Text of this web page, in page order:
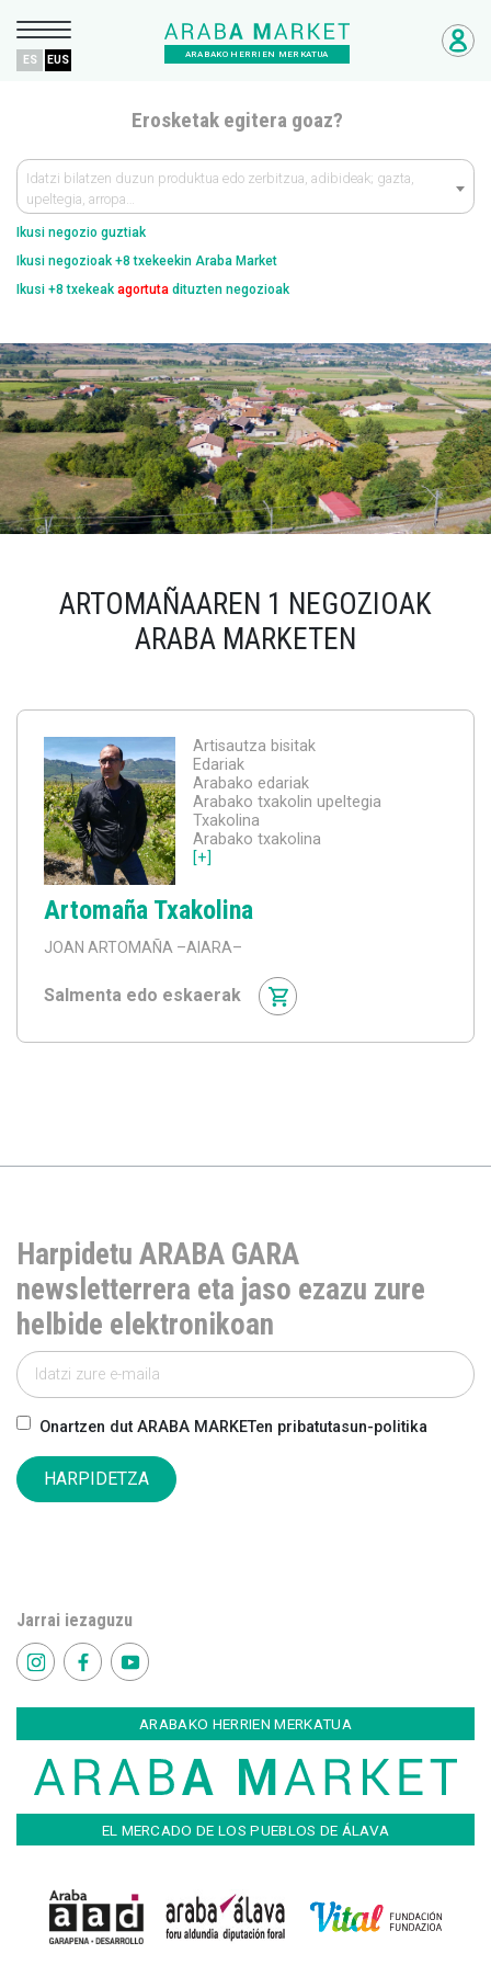
ARABAKO HERRIEN MERKATUA
ES EUS
Erosketak egitera goaz?
Idatzi bilatzen duzun produktua edo zerbitzua, adibideak; gazta,
upeltegia, arropa…
Ikusi negozio guztiak
Ikusi negozioak +8 txekeekin Araba Market
Ikusi +8 txekeak agortuta dituzten negozioak
ARTOMAÑAAREN 1 NEGOZIOAK
ARABA MARKETEN
Artisautza bisitak
Edariak
Arabako edariak
Arabako txakolin upeltegia
Txakolina
Arabako txakolina
[+]
Artomaña Txakolina
JOAN ARTOMAÑA –AIARA–
Salmenta edo eskaerak
Harpidetu ARABA GARA
newsletterrera eta jaso ezazu zure
helbide elektronikoan
Onartzen dut ARABA MARKETen pribatutasun-politika
HARPIDETZA
Jarrai iezaguzu
ARABAKO HERRIEN MERKATUA
EL MERCADO DE LOS PUEBLOS DE ÁLAVA